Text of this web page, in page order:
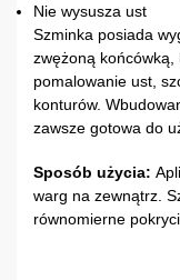
Nie wysusza ust
Szminka posiada
zwężoną
pomalowanie ust,
konturów.
zawsze gotowa do
Sposób użycia:
warg na zewnątrz.
równomierne